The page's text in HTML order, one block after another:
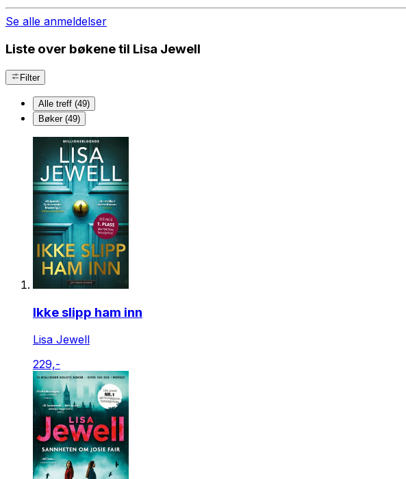
Se alle anmeldelser
Liste over bøkene til Lisa Jewell
Filter
Alle treff (49)
Bøker (49)
Ikke slipp ham inn
Lisa Jewell
229,-